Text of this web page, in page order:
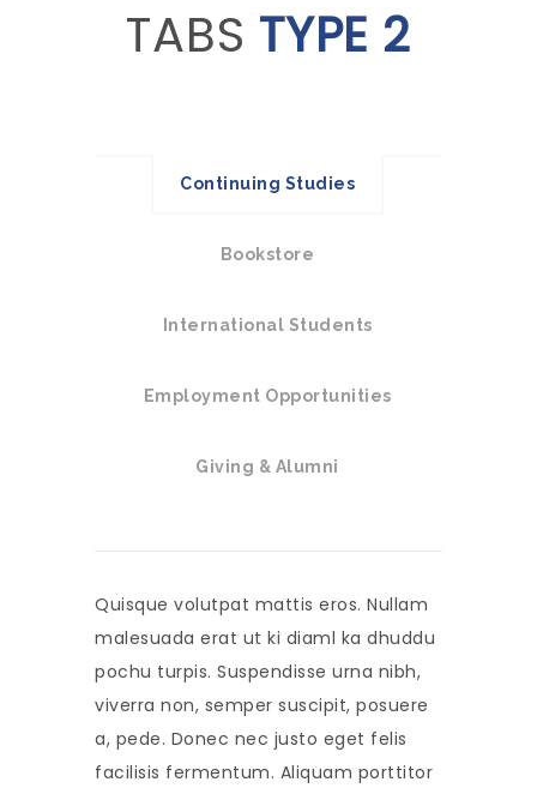
TABS TYPE 2
Continuing Studies
Bookstore
International Students
Employment Opportunities
Giving & Alumni
Quisque volutpat mattis eros. Nullam
malesuada erat ut ki diaml ka dhuddu
pochu turpis. Suspendisse urna nibh,
viverra non, semper suscipit, posuere
a, pede. Donec nec justo eget felis
facilisis fermentum. Aliquam porttitor